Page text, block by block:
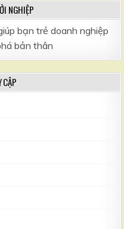
NGHIỆP
bạn trẻ doanh nghiệp
bản thân
CẬP